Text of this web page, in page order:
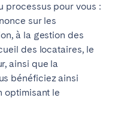
processus pour vous :
sur les
à la gestion des
des locataires, le
ainsi que la
bénéficiez ainsi
optimisant le